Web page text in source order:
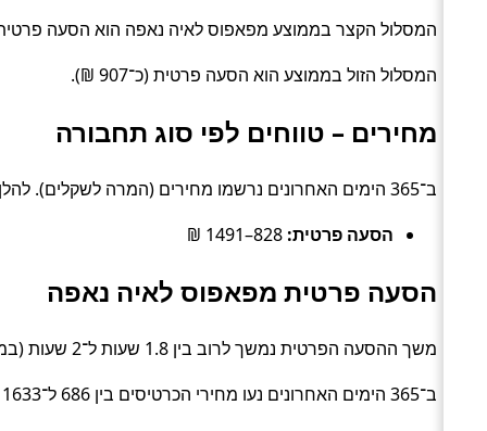
המסלול הקצר בממוצע מפאפוס לאיה נאפה הוא הסעה פרטית (כ־1.9
המסלול הזול בממוצע הוא הסעה פרטית (כ־907 ₪).
מחירים – טווחים לפי סוג תחבורה
ב־365 הימים האחרונים נרשמו מחירים (המרה לשקלים). להלן טווחים טיפוסיים לפי סוג:
הסעה פרטית:
הסעה פרטית מפאפוס לאיה נאפה
משך ההסעה הפרטית נמשך לרוב בין 1.8 שעות ל־2 שעות (בממוצע כ־1.9 שעות) (Private transfer).
ב־365 הימים האחרונים נעו מחירי הכרטיסים בין 686 ל־1633 ₪ (ממוצע כ־907 ₪).